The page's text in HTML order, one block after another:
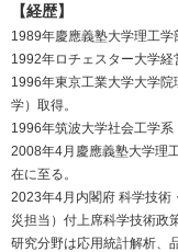
【経歴】
1989年慶應義塾大学理工学
1992年ロチェスター大学経
1996年東京工業大学大学
学）取得。
1996年筑波大学社会工学系
2008年4月慶應義塾大学理
在に至る。
2023年4月内閣府 科学技術
災担当）付上席科学技術政
研究分野は応用統計解析、